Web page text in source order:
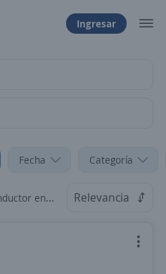
Ingresar
Fecha Categoría
Antioquia Relevancia